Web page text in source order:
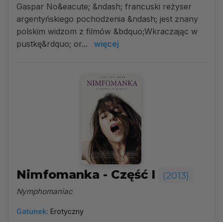
Gaspar No&eacute; &ndash; francuski reżyser
argentyńskiego pochodzenia &ndash; jest znany
polskim widzom z filmów &bdquo;Wkraczając w
pustkę&rdquo; or...
więcej
Nimfomanka - Część I (2013)
Nymphomaniac
Gatunek: Erotyczny